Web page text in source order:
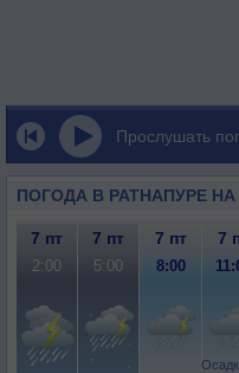
Прослушать
ПОГОДА В РАТНАПУРЕ НА
7 пт 7 пт 7 пт 7
2:00 5:00 8:00